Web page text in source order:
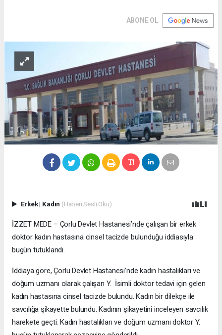
ABONE OL
Erkek| Kadın (Haberi Sesli Oku)
İZZET MEDE – Çorlu Devlet Hastanesi’nde çalışan bir erkek
doktor kadın hastasına cinsel tacizde bulunduğu iddiasıyla
bugün tutuklandı.
İddiaya göre, Çorlu Devlet Hastanesi’nde kadın hastalıkları ve
doğum uzmanı olarak çalışan Y. İsimli doktor tedavi için gelen
kadın hastasına cinsel tacizde bulundu. Kadın bir dilekçe ile
savcılığa şikayette bulundu. Kadının şikayetini inceleyen savcılık
harekete geçti. Kadın hastalıkları ve doğum uzmanı doktor Y.